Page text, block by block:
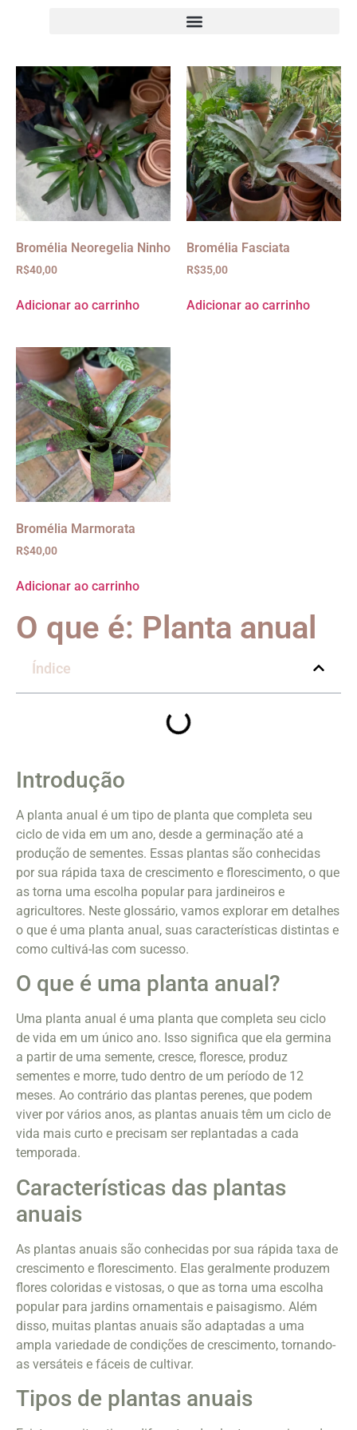
Bromélia Neoregelia Ninho
R$40,00
Adicionar ao carrinho
Bromélia Fasciata
R$35,00
Adicionar ao carrinho
Bromélia Marmorata
R$40,00
Adicionar ao carrinho
O que é: Planta anual
Índice
Introdução
A planta anual é um tipo de planta que completa seu
ciclo de vida em um ano, desde a germinação até a
produção de sementes. Essas plantas são conhecidas
por sua rápida taxa de crescimento e florescimento, o que
as torna uma escolha popular para jardineiros e
agricultores. Neste glossário, vamos explorar em detalhes
o que é uma planta anual, suas características distintas e
como cultivá-las com sucesso.
O que é uma planta anual?
Uma planta anual é uma planta que completa seu ciclo
de vida em um único ano. Isso significa que ela germina
a partir de uma semente, cresce, floresce, produz
sementes e morre, tudo dentro de um período de 12
meses. Ao contrário das plantas perenes, que podem
viver por vários anos, as plantas anuais têm um ciclo de
vida mais curto e precisam ser replantadas a cada
temporada.
Características das plantas
anuais
As plantas anuais são conhecidas por sua rápida taxa de
crescimento e florescimento. Elas geralmente produzem
flores coloridas e vistosas, o que as torna uma escolha
popular para jardins ornamentais e paisagismo. Além
disso, muitas plantas anuais são adaptadas a uma
ampla variedade de condições de crescimento, tornando-
as versáteis e fáceis de cultivar.
Tipos de plantas anuais